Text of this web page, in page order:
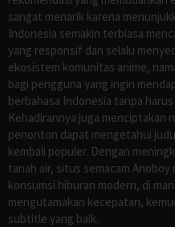
sangat menarik karena
Indonesia semakin terbiasa
yang responsif dan selalu
ekosistem komunitas anime,
bagi pengguna yang ingin
berbahasa Indonesia tanpa
Kehadirannya juga menciptakan
penonton dapat mengetahui
kembali populer. Dengan
tanah air, situs semacam Anoboy
konsumsi hiburan modern, di
mengutamakan kecepatan,
subtitle yang baik.